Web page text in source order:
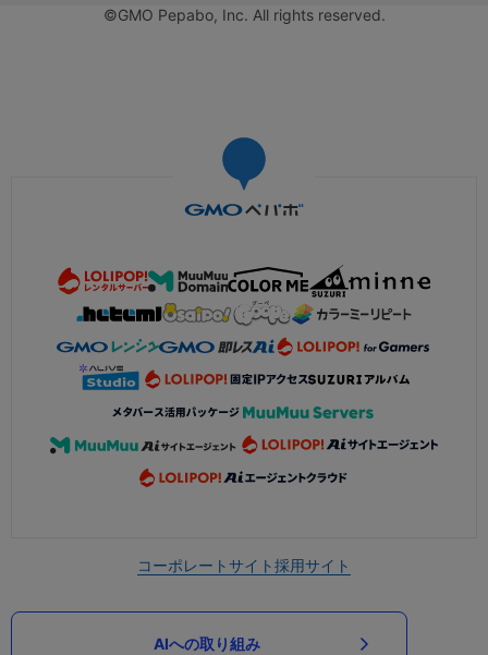
©GMO Pepabo, Inc. All rights reserved.
コーポレートサイト採用サイト
AIへの取り組み